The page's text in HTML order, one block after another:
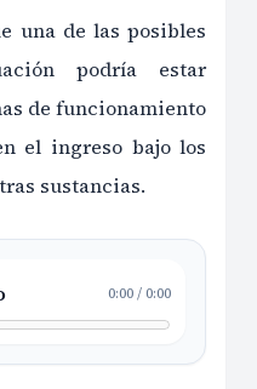
una de las posibles
podría estar
de funcionamiento
el ingreso bajo los
sustancias.
0:00/0:00